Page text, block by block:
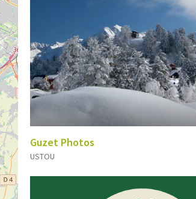
Guzet Photos
USTOU